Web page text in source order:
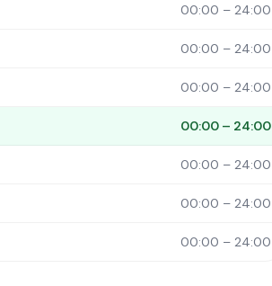
00:00 – 24:00
00:00 – 24:00
00:00 – 24:00
00:00 – 24:00
00:00 – 24:00
00:00 – 24:00
00:00 – 24:00